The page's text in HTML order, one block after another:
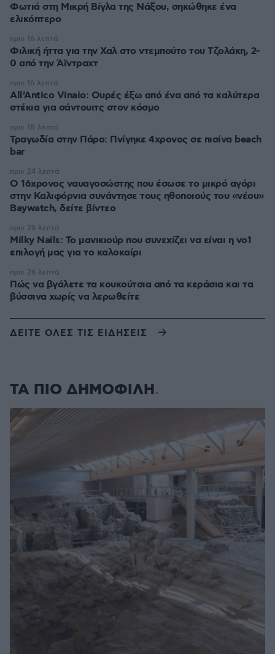
Φωτιά στη Μικρή Βίγλα της Νάξου, σηκώθηκε ένα
ελικόπτερο
Φιλική ήττα για την Χαλ στο ντεμπούτο του Τζολάκη, 2-
0 από την Άϊντραχτ
πριν 16 λεπτά
All’Antico Vinaio: Ουρές έξω από ένα από τα καλύτερα
στέκια για σάντουιτς στον κόσμο
πριν 16 λεπτά
Τραγωδία στην Πάρο: Πνίγηκε 4χρονος σε πισίνα beach
bar
πριν 18 λεπτά
Ο 16χρονος ναυαγοσώστης που έσωσε το μικρό αγόρι
στην Καλιφόρνια συνάντησε τους ηθοποιούς του «νέου»
Baywatch, δείτε βίντεο
πριν 24 λεπτά
Milky Nails: Το μανικιούρ που συνεχίζει να είναι η νο1
επιλογή μας για το καλοκαίρι
πριν 26 λεπτά
Πώς να βγάλετε τα κουκούτσια από τα κεράσια και τα
βύσσινα χωρίς να λερωθείτε
πριν 26 λεπτά
ΔΕΙΤΕ ΟΛΕΣ ΤΙΣ ΕΙΔΗΣΕΙΣ
ΤΑ ΠΙΟ ΔΗΜΟΦΙΛΗ